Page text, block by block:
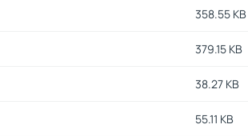
358.55 KB
379.15 KB
38.27 KB
55.11 KB